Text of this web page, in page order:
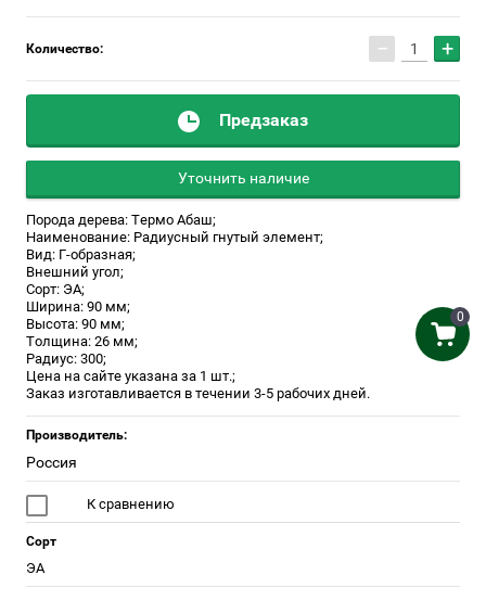
0
Количество: − +
Предзаказ
Уточнить наличие
Порода дерева: Термо Абаш;
Наименование: Радиусный гнутый элемент;
Вид: Г-образная;
Внешний угол;
Сорт: ЭА;
Ширина: 90 мм;
Высота: 90 мм;
Толщина: 26 мм;
Радиус: 300;
Цена на сайте указана за 1 шт.;
Заказ изготавливается в течении 3-5 рабочих дней.
Производитель:
Россия
К сравнению
Сорт
ЭА